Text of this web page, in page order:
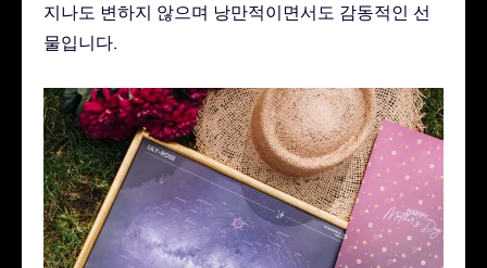
지나도 변하지 않으며 낭만적이면서도 감동적인 선
물입니다.